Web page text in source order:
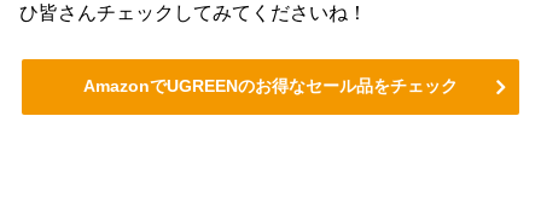
ひ皆さんチェックしてみてくださいね！
AmazonでUGREENのお得なセール品をチェック